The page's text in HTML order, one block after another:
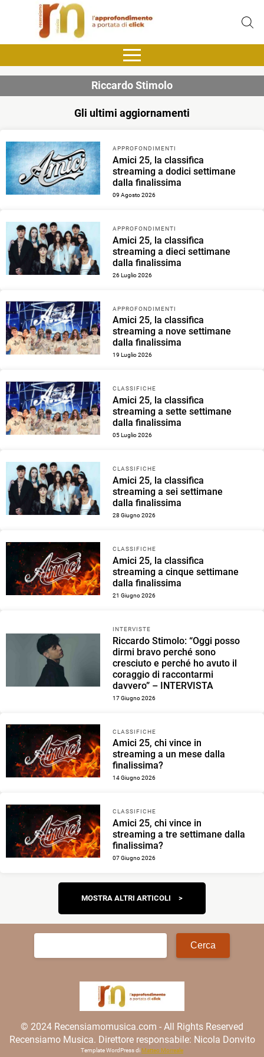
Riccardo Stimolo
Gli ultimi aggiornamenti
APPROFONDIMENTI
Amici 25, la classifica
streaming a dodici settimane
dalla finalissima
09 Agosto 2026
APPROFONDIMENTI
Amici 25, la classifica
streaming a dieci settimane
dalla finalissima
26 Luglio 2026
APPROFONDIMENTI
Amici 25, la classifica
streaming a nove settimane
dalla finalissima
19 Luglio 2026
CLASSIFICHE
Amici 25, la classifica
streaming a sette settimane
dalla finalissima
05 Luglio 2026
CLASSIFICHE
Amici 25, la classifica
streaming a sei settimane
dalla finalissima
28 Giugno 2026
CLASSIFICHE
Amici 25, la classifica
streaming a cinque settimane
dalla finalissima
21 Giugno 2026
INTERVISTE
Riccardo Stimolo: “Oggi posso
dirmi bravo perché sono
cresciuto e perché ho avuto il
coraggio di raccontarmi
davvero” – INTERVISTA
17 Giugno 2026
CLASSIFICHE
Amici 25, chi vince in
streaming a un mese dalla
finalissima?
14 Giugno 2026
CLASSIFICHE
Amici 25, chi vince in
streaming a tre settimane dalla
finalissima?
07 Giugno 2026
Navigazione
articoli
MOSTRA ALTRI ARTICOLI
© 2024 Recensiamomusica.com - All Rights Reserved
Recensiamo Musica. Direttore responsabile: Nicola Donvito
Template WordPress di Matteo Morreale